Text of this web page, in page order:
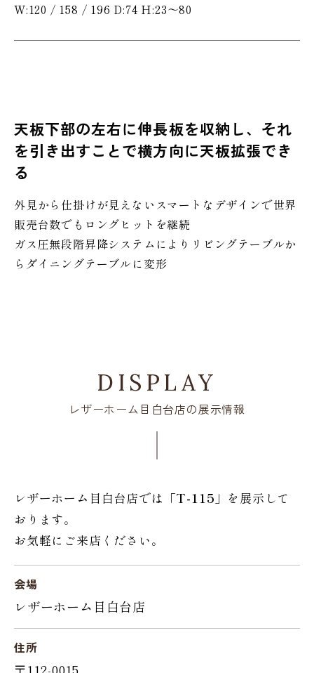
W:120 / 158 / 196 D:74 H:23～80
天板下部の左右に伸長板を収納し、それ
を引き出すことで横方向に天板拡張でき
る
外見から仕掛けが見えないスマートなデザインで世界
販売台数でもロングヒットを継続
ガス圧無段階昇降システムによりリビングテーブルか
らダイニングテーブルに変形
DISPLAY
レザーホーム目白台店の展示情報
レザーホーム目白台店では「T-115 」を展示して
おります。
お気軽にご来店ください。
会場
レザーホーム目白台店
住所